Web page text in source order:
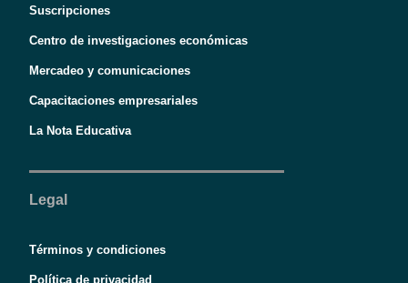
Suscripciones
Centro de investigaciones económicas
Mercadeo y comunicaciones
Capacitaciones empresariales
La Nota Educativa
Legal
Términos y condiciones
Política de privacidad